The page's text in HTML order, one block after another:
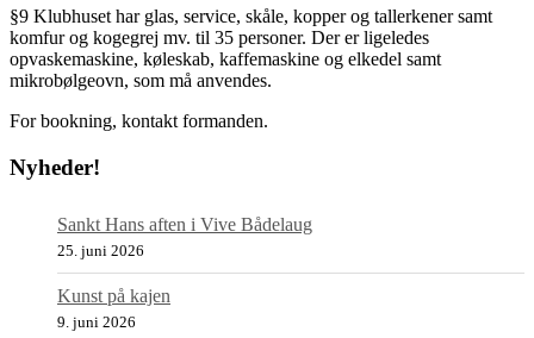
§9 Klubhuset har glas, service, skåle, kopper og tallerkener samt
komfur og kogegrej mv. til 35 personer. Der er ligeledes
opvaskemaskine, køleskab, kaffemaskine og elkedel samt
mikrobølgeovn, som må anvendes.
For bookning, kontakt formanden.
Nyheder!
Sankt Hans aften i Vive Bådelaug
25. juni 2026
Kunst på kajen
9. juni 2026